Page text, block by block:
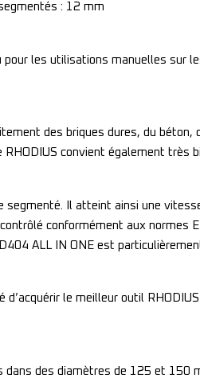
: 12 mm
pour les utilisations manuelles sur
des briques dures, du
convient également très
segmenté. Il atteint ainsi une
conformément aux
ALL IN ONE est
le meilleur outil
dans des diamètres de 125 et 150